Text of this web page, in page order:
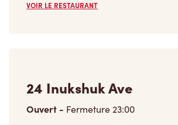
VOIR LE RESTAURANT
24 Inukshuk Ave
Ouvert - Fermeture23:00